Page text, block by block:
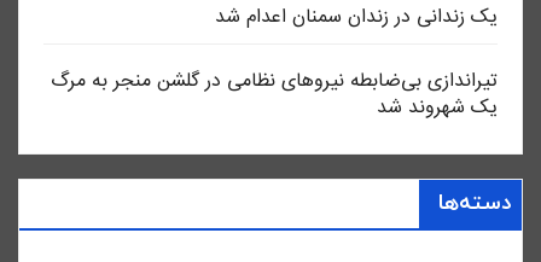
یک زندانی در زندان سمنان اعدام شد
تیراندازی بی‌ضابطه نیروهای نظامی در گلشن منجر به مرگ
یک شهروند شد
دسته‌ها